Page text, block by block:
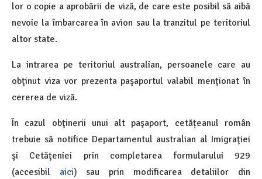
lor o copie a aprobării de viză, de care este posibil să aibă
nevoie la îmbarcarea în avion sau la tranzitul pe teritoriul
altor state.
La intrarea pe teritoriul australian, persoanele care au
obţinut viza vor prezenta paşaportul valabil menţionat în
cererea de viză.
În cazul obţinerii unui alt paşaport, cetățeanul român
trebuie să notifice Departamentul australian al Imigraţiei
şi Cetăţeniei prin completarea formularului 929
(accesibil aici) sau prin modificarea detaliilor din